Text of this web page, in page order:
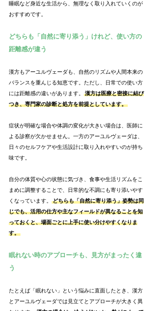
睡眠など身近な生活から、無理なく取り入れていくのが
おすすめです。
どちらも「自然に寄り添う」けれど、使い方の
距離感が違う
漢方もアーユルヴェーダも、自然のリズムや人間本来の
バランスを重んじる知恵です。ただし、日常での使い方
には距離感の違いがあります。
漢方は医療と密接に結び
つき、専門家の診断と処方を前提としています。
症状が明確な場合や体調の変化が大きい場合は、医師に
よる診察が欠かせません。一方のアーユルヴェーダは、
日々のセルフケアや生活設計に取り入れやすいのが持ち
味です。
自分の体質や心の状態に気づき、食事や生活リズムをこ
まめに調整することで、日常的な不調にも寄り添いやす
くなっています。
どちらも「自然に寄り添う」姿勢は同
じでも、活用の仕方や主なフィールドが異なることを知
っておくと、場面ごとに上手に使い分けやすくなりま
す。
眠れない時のアプローチも、見方がまったく違
う
たとえば「眠れない」という悩みに直面したとき、漢方
とアーユルヴェーダでは見立てとアプローチが大きく異